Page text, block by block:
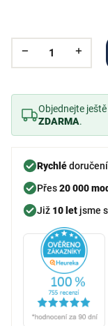
Objednejte ještě
ZDARMA.
Rychlédoručení
Přes20 000
Již 10 let jsme